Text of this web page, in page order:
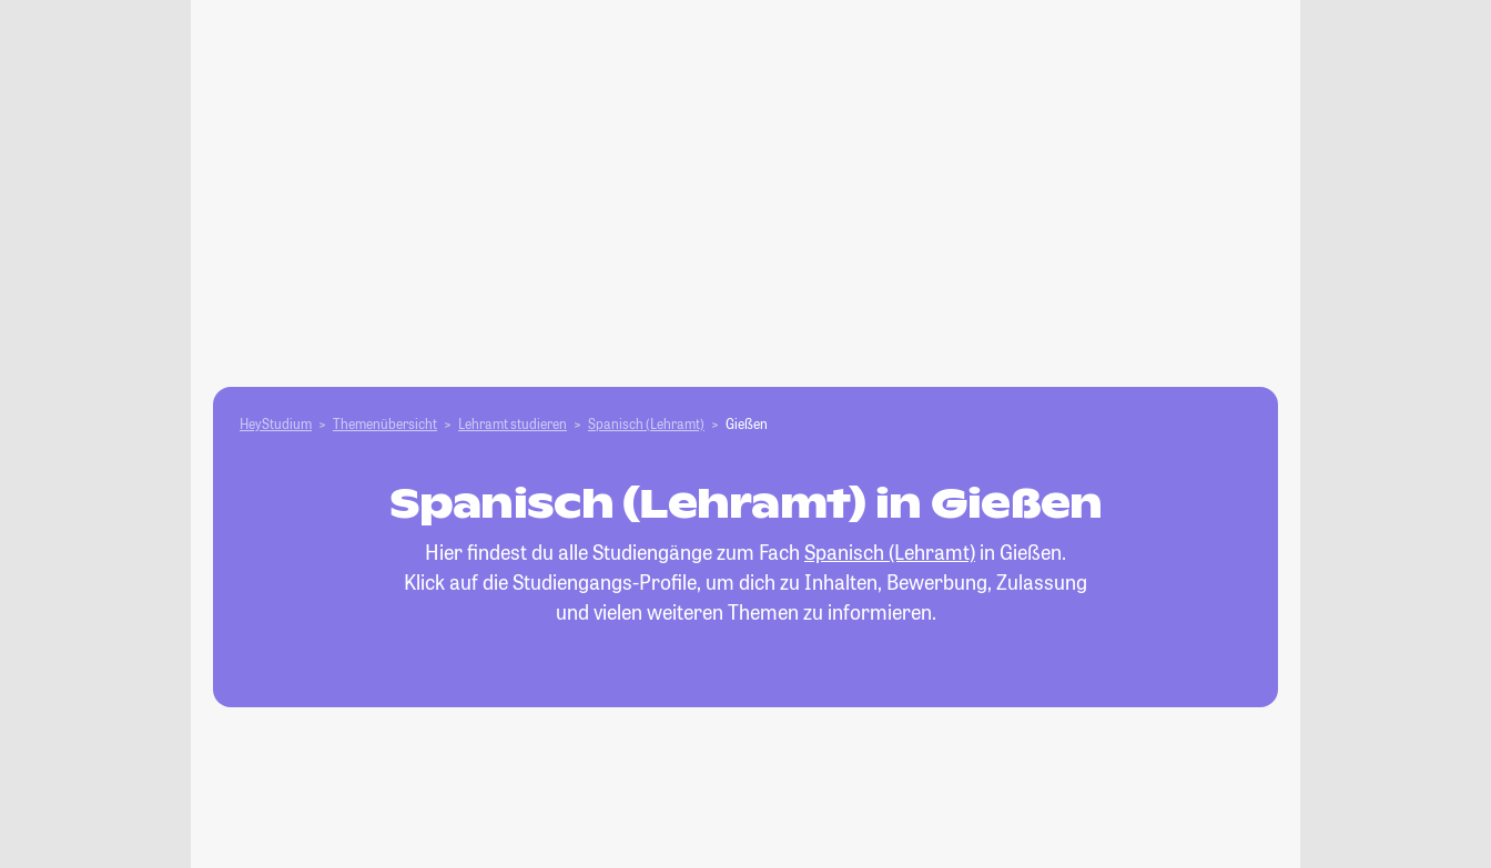
HeyStudium Themenübersicht Lehramt studieren Spanisch (Lehramt) Gießen
Spanisch (Lehramt) in Gießen
Hier findest du alle Studiengänge zum Fach Spanisch (Lehramt) in Gießen.
Klick auf die Studiengangs-Profile, um dich zu Inhalten, Bewerbung, Zulassung
und vielen weiteren Themen zu informieren.